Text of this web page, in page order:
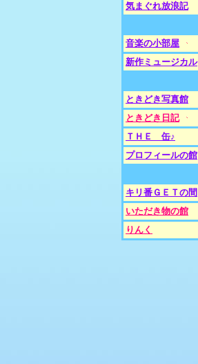
気まぐれ放浪記
音楽の小部屋
新作ミュージカル
ときどき写真館
ときどき日記
ＴＨＥ 缶♪
プロフィールの館
キリ番ＧＥＴの間
いただき物の館
りんく